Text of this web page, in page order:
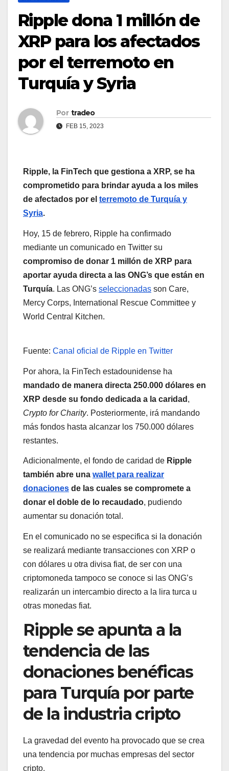
Ripple dona 1 millón de
XRP para los afectados
por el terremoto en
Turquía y Syria
Por tradeo
FEB 15, 2023
Ripple, la FinTech que gestiona a XRP, se ha
comprometido para brindar ayuda a los miles
de afectados por el terremoto de Turquía y
Syria.
Hoy, 15 de febrero, Ripple ha confirmado
mediante un comunicado en Twitter su
compromiso de donar 1 millón de XRP para
aportar ayuda directa a las ONG’s que están en
Turquía. Las ONG’s seleccionadas son Care,
Mercy Corps, International Rescue Committee y
World Central Kitchen.
Fuente: Canal oficial de Ripple en Twitter
Por ahora, la FinTech estadounidense ha
mandado de manera directa 250.000 dólares en
XRP desde su fondo dedicada a la caridad ,
Crypto for Charity. Posteriormente, irá mandando
más fondos hasta alcanzar los 750.000 dólares
restantes.
Adicionalmente, el fondo de caridad de Ripple
también abre una wallet para realizar
donaciones de las cuales se compromete a
donar el doble de lo recaudado, pudiendo
aumentar su donación total.
En el comunicado no se especifica si la donación
se realizará mediante transacciones con XRP o
con dólares u otra divisa fiat, de ser con una
criptomoneda tampoco se conoce si las ONG’s
realizarán un intercambio directo a la lira turca u
otras monedas fiat.
Ripple se apunta a la
tendencia de las
donaciones benéficas
para Turquía por parte
de la industria cripto
La gravedad del evento ha provocado que se crea
una tendencia por muchas empresas del sector
cripto.